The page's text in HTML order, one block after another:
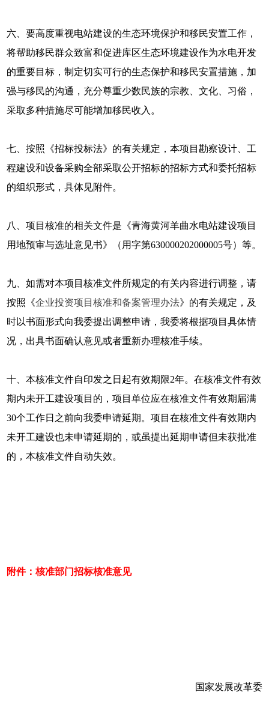
六、要高度重视电站建设的生态环境保护和移民安置工作，
将帮助移民群众致富和促进库区生态环境建设作为水电开发
的重要目标，制定切实可行的生态保护和移民安置措施，加
强与移民的沟通，充分尊重少数民族的宗教、文化、习俗，
采取多种措施尽可能增加移民收入。
七、按照《招标投标法》的有关规定，本项目勘察设计、工
程建设和设备采购全部采取公开招标的招标方式和委托招标
的组织形式，具体见附件。
八、项目核准的相关文件是《青海黄河羊曲水电站建设项目
用地预审与选址意见书》（用字第630000202000005号）等。
九、如需对本项目核准文件所规定的有关内容进行调整，请
按照《企业投资项目核准和备案管理办法》的有关规定，及
时以书面形式向我委提出调整申请，我委将根据项目具体情
况，出具书面确认意见或者重新办理核准手续。
十、本核准文件自印发之日起有效期限2年。在核准文件有效
期内未开工建设项目的，项目单位应在核准文件有效期届满
30个工作日之前向我委申请延期。项目在核准文件有效期内
未开工建设也未申请延期的，或虽提出延期申请但未获批准
的，本核准文件自动失效。
附件：核准部门招标核准意见
国家发展改革委